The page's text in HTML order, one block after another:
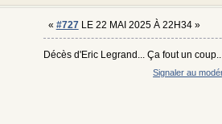
« #727LE 22 MAI 2025 À 22H34 »
Décès d'Eric Legrand... Ça fout un
Signaler au